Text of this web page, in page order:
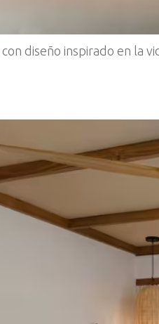
diseño inspirado en la